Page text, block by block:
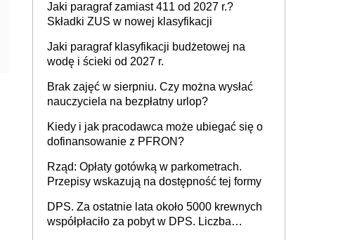
Jaki paragraf zamiast 411 od 2027 r.?
Składki ZUS w nowej klasyfikacji
Jaki paragraf klasyfikacji budżetowej na
wodę i ścieki od 2027 r.
Brak zajęć w sierpniu. Czy można wysłać
nauczyciela na bezpłatny urlop?
Kiedy i jak pracodawca może ubiegać się o
dofinansowanie z PFRON?
Rząd: Opłaty gotówką w parkometrach.
Przepisy wskazują na dostępność tej formy
DPS. Za ostatnie lata około 5000 krewnych
współpłaciło za pobyt w DPS. Liczba